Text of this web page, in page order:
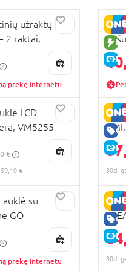
užraktų
2 raktai,
prekę internetu
E-
10,
LCD
VM5255
€
€
E-
87,
30d.
auklė su
GO
prekę internetu
E-
64,
30d.